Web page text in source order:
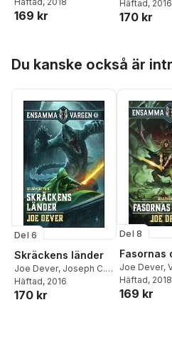
169 kr
Williams
Häftad, 2016
170 kr
Du kanske också är
Del 6
Skräckens länder
Joe Dever, Joseph C.
Williams
Häftad, 2016
170 kr
Del 8
Fasornas
Joe Dever,
Lazzari
Häftad, 2018
169 kr